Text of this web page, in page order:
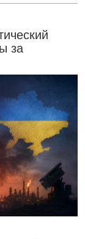
за